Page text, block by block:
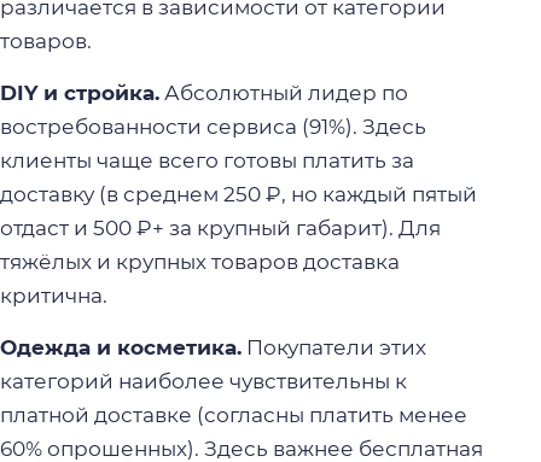
различается в зависимости от категории
товаров.
DIY и стройка. Абсолютный лидер по
востребованности сервиса (91%). Здесь
клиенты чаще всего готовы платить за
доставку (в среднем 250 ₽, но каждый пятый
отдаст и 500 ₽+ за крупный габарит). Для
тяжёлых и крупных товаров доставка
критична.
Одежда и косметика. Покупатели этих
категорий наиболее чувствительны к
платной доставке (согласны платить менее
60% опрошенных). Здесь важнее бесплатная